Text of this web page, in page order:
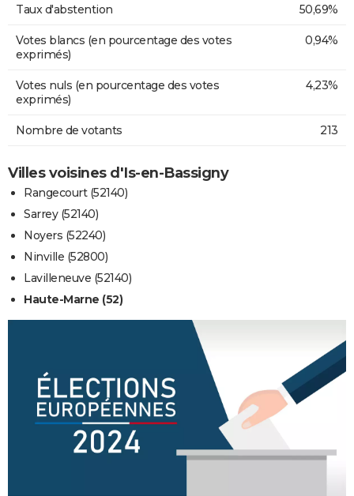
Taux d'abstention 50,69%
Votes blancs (en pourcentage des votes
exprimés)
0,94%
Votes nuls (en pourcentage des votes
exprimés)
4,23%
Nombre de votants 213
Villes voisines d'Is-en-Bassigny
Rangecourt (52140)
Sarrey (52140)
Noyers (52240)
Ninville (52800)
Lavilleneuve (52140)
Haute-Marne (52)